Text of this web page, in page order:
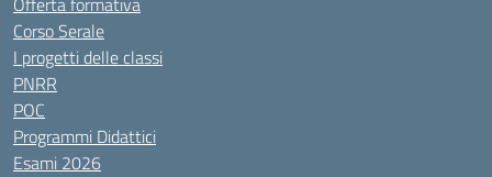
Corso Serale
I progetti delle classi
PNRR
POC
Programmi Didattici
Esami 2026